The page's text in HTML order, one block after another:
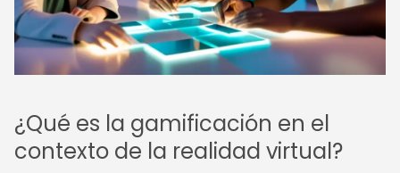
¿Qué es la gamificación en el
contexto de la realidad virtual?